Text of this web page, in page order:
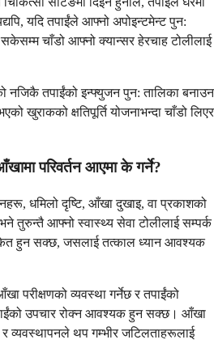
यदि तपाईंले आफ्नो अपोइन्टमेन्ट पुन:
चाँडो आफ्नो क्यान्सर हेरचाह टोलीलाई
नजिकै तपाईंको इन्फ्युजन पुन: तालिका बनाउन
खुराकको क्षतिपूर्ति योजनाभन्दा चाँडो लिएर
परिवर्तन आएमा के गर्ने?
धमिलो दृष्टि, आँखा दुखाइ, वा प्रकाशको
तुरुन्तै आफ्नो स्वास्थ्य सेवा टोलीलाई सम्पर्क
संकेत हुन सक्छ, जसलाई तत्काल ध्यान आवश्यक
परीक्षणको व्यवस्था गर्नेछ र तपाईंको
उपचार रोक्न आवश्यक हुन सक्छ। आँखा
व्यवस्थापनले थप गम्भीर जटिलताहरूलाई